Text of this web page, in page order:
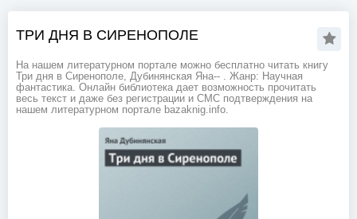
ТРИ ДНЯ В СИРЕНОПОЛЕ
На нашем литературном портале можно бесплатно читать книгу
Три дня в Сиренополе, Дубинянская Яна-- . Жанр: Научная
фантастика. Онлайн библиотека дает возможность прочитать
весь текст и даже без регистрации и СМС подтверждения на
нашем литературном портале bazaknig.info.